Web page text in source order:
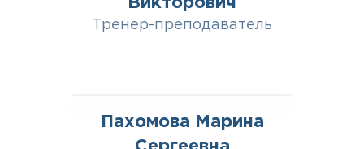
Тренер-преподаватель
Пахомова Марина